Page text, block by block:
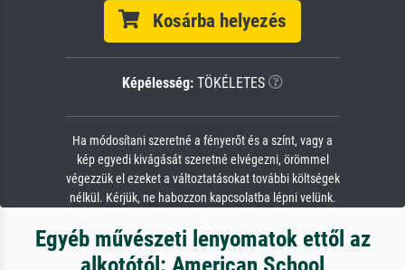
Kosárba helyezés
Képélesség: TÖKÉLETES
Ha módosítani szeretné a fényerőt és a színt, vagy a
kép egyedi kivágását szeretné elvégezni, örömmel
végezzük el ezeket a változtatásokat további költségek
nélkül. Kérjük, ne habozzon kapcsolatba lépni velünk.
Egyéb művészeti lenyomatok ettől az